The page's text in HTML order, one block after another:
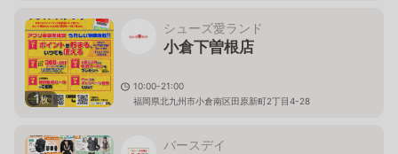
1枚
シューズ愛ランド
小倉下曽根店
10:00-21:00
福岡県北九州市小倉南区田原新町2丁目4-28
バースデイ